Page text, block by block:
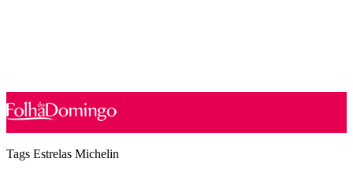
Tags Estrelas Michelin